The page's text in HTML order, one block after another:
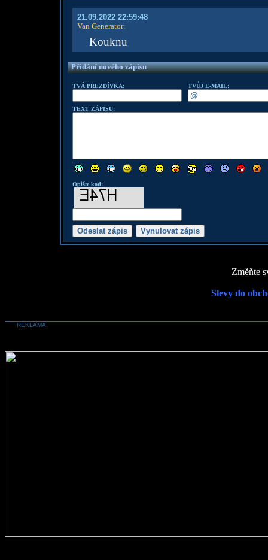
21.09.2022 22:59:48
Van Generator:
Kouknu
Přidání nového zápisu
TVÁ PŘEZDÍVKA: TVŮJ E-MAIL:
TEXT ZÁPISU:
Opište kod:
Změňte
Slevy do
REKLAMA